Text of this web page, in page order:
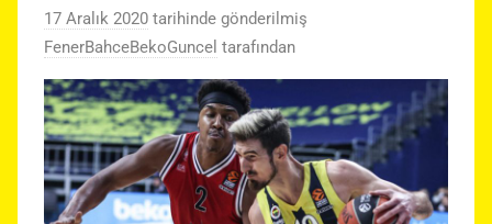
17 Aralık 2020 tarihinde gönderilmiş
FenerBahceBekoGuncel tarafından